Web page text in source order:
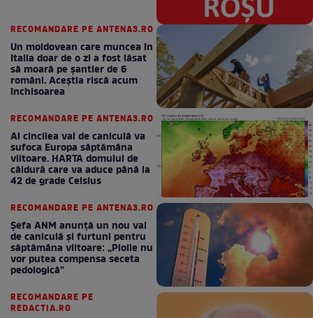
RECOMANDARE PE ANTENA3.RO
Un moldovean care muncea în
Italia doar de o zi a fost lăsat
să moară pe şantier de 6
români. Aceștia riscă acum
închisoarea
RECOMANDARE PE ANTENA3.RO
Al cincilea val de caniculă va
sufoca Europa săptămâna
viitoare. HARTA domului de
căldură care va aduce până la
42 de grade Celsius
RECOMANDARE PE ANTENA3.RO
Șefa ANM anunță un nou val
de caniculă și furtuni pentru
săptămâna viitoare: „Ploile nu
vor putea compensa seceta
pedologică”
RECOMANDARE PE
REDACTIA.RO